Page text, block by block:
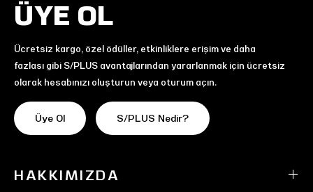
ÜYE OL
Ücretsiz kargo, özel ödüller, etkinliklere erişim ve daha
fazlası gibi S/PLUS avantajlarından yararlanmak için ücretsiz
olarak hesabınızı oluşturun veya oturum açın.
Üye Ol S/PLUS Nedir?
HAKKIMIZDA